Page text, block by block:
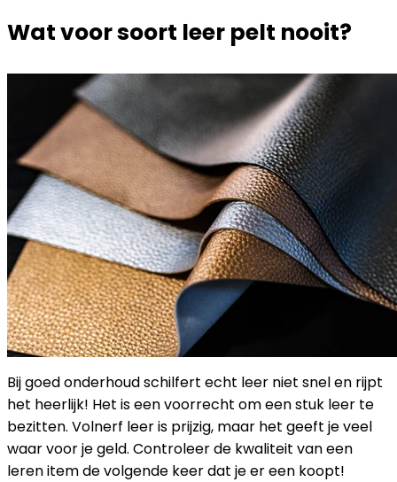
Wat voor soort leer pelt nooit?
Bij goed onderhoud schilfert echt leer niet snel en rijpt
het heerlijk! Het is een voorrecht om een ​​stuk leer te
bezitten. Volnerf leer is prijzig, maar het geeft je veel
waar voor je geld. Controleer de kwaliteit van een
leren item de volgende keer dat je er een koopt!